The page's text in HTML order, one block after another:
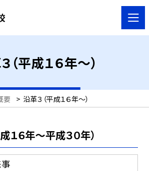
（平成１６年〜）
要 > 沿革３（平成１６年〜）
１６年〜平成３０年）